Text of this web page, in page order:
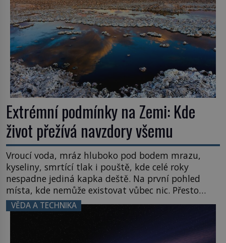
Extrémní podmínky na Zemi: Kde
život přežívá navzdory všemu
Vroucí voda, mráz hluboko pod bodem mrazu,
kyseliny, smrtící tlak i pouště, kde celé roky
nespadne jediná kapka deště. Na první pohled
místa, kde nemůže existovat vůbec nic. Přesto
právě tady vědci objevují organismy, které
posouvají hranice života. Každý nový nález mění
naše představy o tom, co všechno dokáže příroda a
napovídá, kde bychom jednou […]
VĚDA A TECHNIKA